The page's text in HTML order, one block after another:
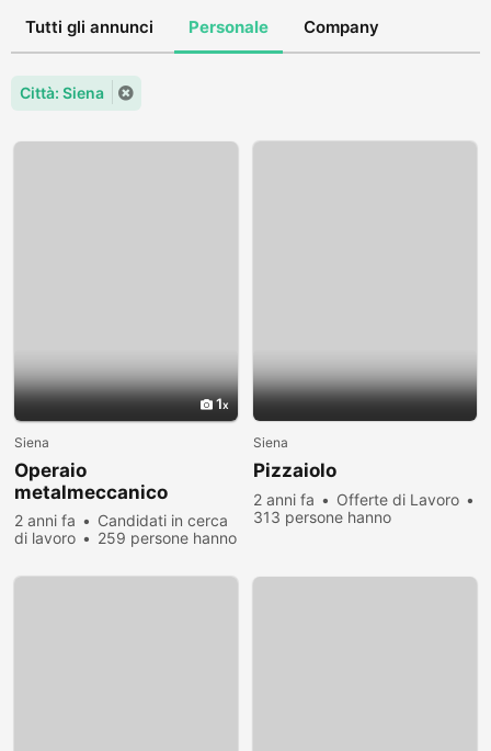
Tutti gli annunci Personale Company
Città: Siena
1
Siena
Operaio
metalmeccanico
2 anni fa
Candidati in cerca
di lavoro
259 persone hanno
Siena
Pizzaiolo
2 anni fa
Offerte di Lavoro
313 persone hanno